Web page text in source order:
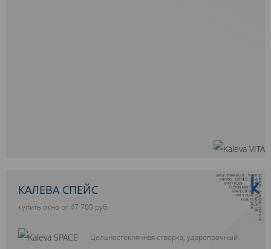
10 ЛЕТ ГАРАНТИИ
КАЛЕВА СПЕЙС
купить окно от 47 700 руб.
Цельностеклянная створка, ударопрочный